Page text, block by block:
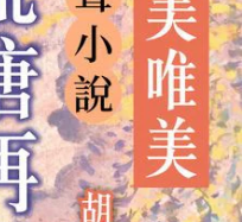
運動休閒 親子玩具
化妝保養 情趣用品